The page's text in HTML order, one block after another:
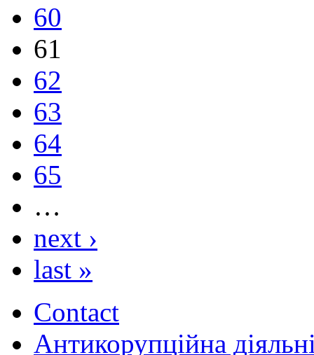
60
61
62
63
64
65
…
next ›
last »
Contact
Антикорупційна